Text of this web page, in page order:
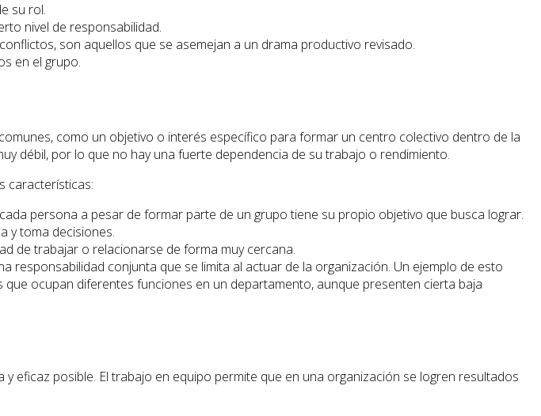
su rol.
nivel de responsabilidad.
son aquellos que se asemejan a un drama productivo revisado.
en el grupo.
como un objetivo o interés específico para formar un centro colectivo dentro de la
débil, por lo que no hay una fuerte dependencia de su trabajo o rendimiento.
características:
persona a pesar de formar parte de un grupo tiene su propio objetivo que busca lograr.
y toma decisiones.
de trabajar o relacionarse de forma muy cercana.
responsabilidad conjunta que se limita al actuar de la organización. Un ejemplo de esto
ocupan diferentes funciones en un departamento, aunque presenten cierta baja
posible. El trabajo en equipo permite que en una organización se logren resultados